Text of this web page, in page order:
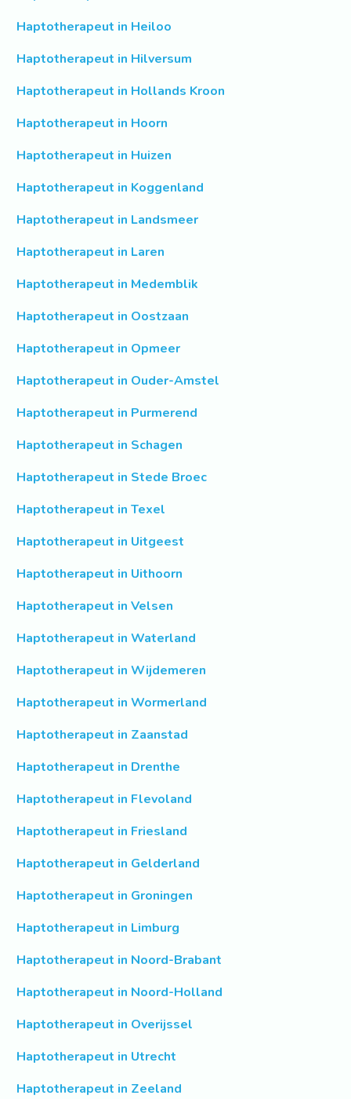
Haptotherapeut in Heiloo
Haptotherapeut in Hilversum
Haptotherapeut in Hollands Kroon
Haptotherapeut in Hoorn
Haptotherapeut in Huizen
Haptotherapeut in Koggenland
Haptotherapeut in Landsmeer
Haptotherapeut in Laren
Haptotherapeut in Medemblik
Haptotherapeut in Oostzaan
Haptotherapeut in Opmeer
Haptotherapeut in Ouder-Amstel
Haptotherapeut in Purmerend
Haptotherapeut in Schagen
Haptotherapeut in Stede Broec
Haptotherapeut in Texel
Haptotherapeut in Uitgeest
Haptotherapeut in Uithoorn
Haptotherapeut in Velsen
Haptotherapeut in Waterland
Haptotherapeut in Wijdemeren
Haptotherapeut in Wormerland
Haptotherapeut in Zaanstad
Haptotherapeut in Drenthe
Haptotherapeut in Flevoland
Haptotherapeut in Friesland
Haptotherapeut in Gelderland
Haptotherapeut in Groningen
Haptotherapeut in Limburg
Haptotherapeut in Noord-Brabant
Haptotherapeut in Noord-Holland
Haptotherapeut in Overijssel
Haptotherapeut in Utrecht
Haptotherapeut in Zeeland